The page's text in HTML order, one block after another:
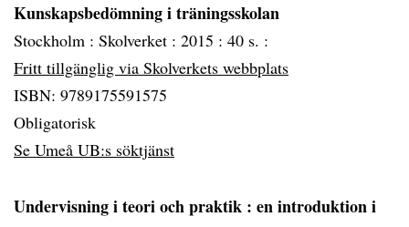
Kunskapsbedömning i träningsskolan
Stockholm : Skolverket : 2015 : 40 s. :
Fritt tillgänglig via Skolverkets webbplats
ISBN: 9789175591575
Obligatorisk
Se Umeå UB:s söktjänst
Undervisning i teori och praktik : en introduktion i